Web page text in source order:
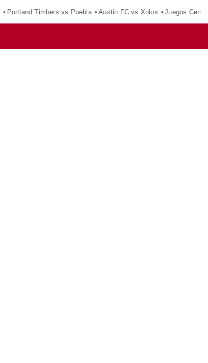
Portland Timbers vs Puebla Austin FC vs Xolos Juegos